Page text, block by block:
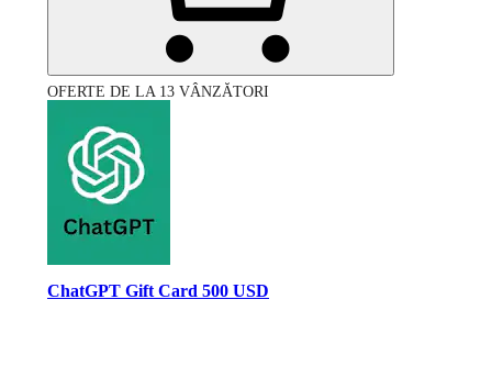
OFERTE DE LA 13 VÂNZĂTORI
ChatGPT Gift Card 500 USD